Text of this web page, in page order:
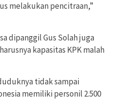
melakukan pencitraan,”
dipanggil Gus Solah juga
kapasitas KPK malah
tidak sampai
memiliki personil 2.500